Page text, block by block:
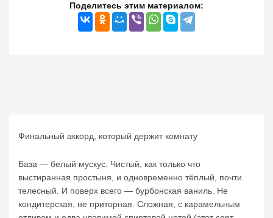
Поделитесь этим материалом:
Финальный аккорд, который держит комнату
База — белый мускус. Чистый, как только что
выстиранная простыня, и одновременно тёплый, почти
телесный. И поверх всего — бурбонская ваниль. Не
кондитерская, не приторная. Сложная, с карамельным